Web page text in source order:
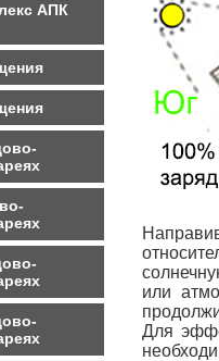
АПК
или
Для